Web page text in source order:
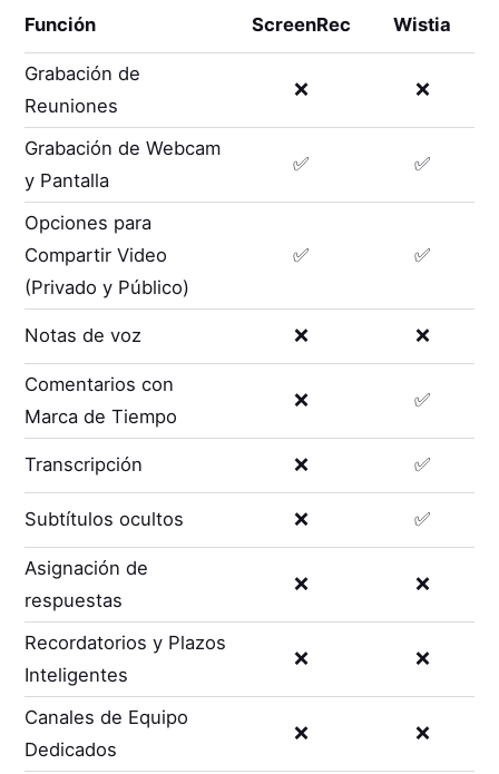
Función ScreenRec Wistia
Grabación de
Reuniones
❌ ❌
Grabación de Webcam
y Pantalla
✅ ✅
Opciones para
Compartir Video
(Privado y Público)
✅ ✅
Notas de voz ❌ ❌
Comentarios con
Marca de Tiempo
❌ ✅
Transcripción ❌ ✅
Subtítulos ocultos ❌ ✅
Asignación de
respuestas
❌ ❌
Recordatorios y Plazos
Inteligentes
❌ ❌
Canales de Equipo
Dedicados
❌ ❌